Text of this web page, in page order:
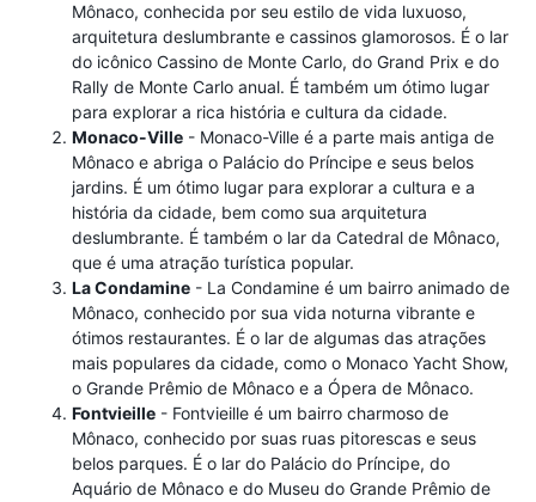
Mônaco, conhecida por seu estilo de vida luxuoso,
arquitetura deslumbrante e cassinos glamorosos. É o lar
do icônico Cassino de Monte Carlo, do Grand Prix e do
Rally de Monte Carlo anual. É também um ótimo lugar
para explorar a rica história e cultura da cidade.
Monaco-Ville - Monaco-Ville é a parte mais antiga de
Mônaco e abriga o Palácio do Príncipe e seus belos
jardins. É um ótimo lugar para explorar a cultura e a
história da cidade, bem como sua arquitetura
deslumbrante. É também o lar da Catedral de Mônaco,
que é uma atração turística popular.
La Condamine - La Condamine é um bairro animado de
Mônaco, conhecido por sua vida noturna vibrante e
ótimos restaurantes. É o lar de algumas das atrações
mais populares da cidade, como o Monaco Yacht Show,
o Grande Prêmio de Mônaco e a Ópera de Mônaco.
Fontvieille - Fontvieille é um bairro charmoso de
Mônaco, conhecido por suas ruas pitorescas e seus
belos parques. É o lar do Palácio do Príncipe, do
Aquário de Mônaco e do Museu do Grande Prêmio de